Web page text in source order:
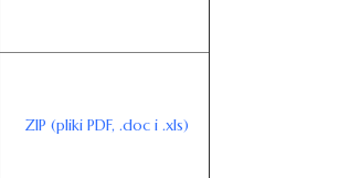
ZIP (pliki PDF, .doc i .xls)